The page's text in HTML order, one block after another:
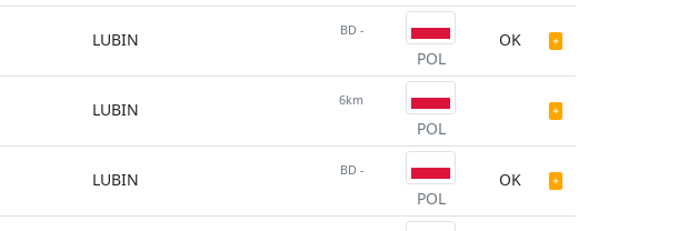
LUBIN BD -
POL
OK
LUBIN 6km
POL
LUBIN BD -
POL
OK